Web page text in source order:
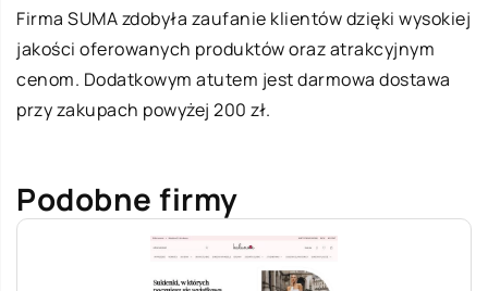
Firma SUMA zdobyła zaufanie klientów dzięki wysokiej
jakości oferowanych produktów oraz atrakcyjnym
cenom. Dodatkowym atutem jest darmowa dostawa
przy zakupach powyżej 200 zł.
Podobne firmy